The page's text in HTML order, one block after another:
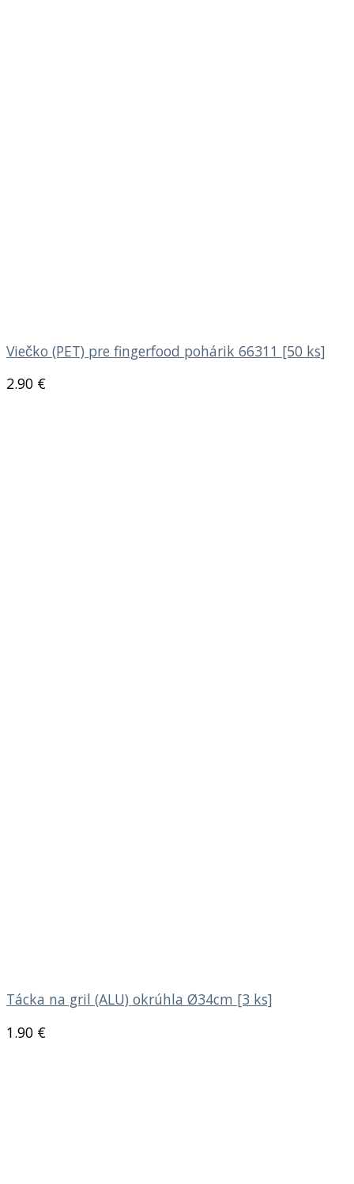
Viečko (PET) pre fingerfood pohárik 66311 [50 ks]
2.90 €
Tácka na gril (ALU) okrúhla Ø34cm [3 ks]
1.90 €